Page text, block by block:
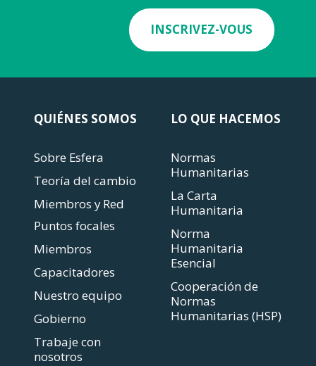
INSCRIVEZ-VOUS
QUIÉNES SOMOS
Sobre Esfera
Teoría del cambio
Miembros y Red
Puntos focales
Miembros
Capacitadores
Nuestro equipo
Gobierno
Trabaje con
nosotros
LO QUE HACEMOS
Normas
Humanitarias
La Carta
Humanitaria
Norma
Humanitaria
Esencial
Cooperación de
Normas
Humanitarias (HSP)